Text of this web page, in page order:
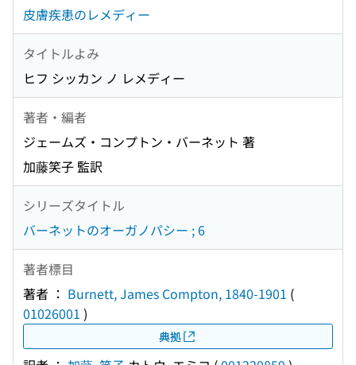
皮膚疾患のレメディー
タイトルよみ
ヒフ シッカン ノ レメディー
著者・編者
ジェームズ・コンプトン・バーネット 著
加藤笑子 監訳
シリーズタイトル
バーネットのオーガノパシー ; 6
著者標目
著者 ： Burnett, James Compton, 1840-1901 (
01026001 )
典拠